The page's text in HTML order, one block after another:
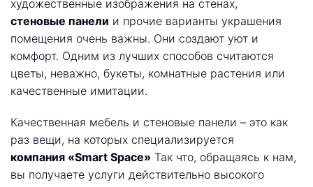
художественные изображения на стенах,
стеновые панели и прочие варианты украшения
помещения очень важны. Они создают уют и
комфорт. Одним из лучших способов считаются
цветы, неважно, букеты, комнатные растения или
качественные имитации.
Качественная мебель и стеновые панели – это как
раз вещи, на которых специализируется
компания «Smart Space» Так что, обращаясь к нам,
вы получаете услуги действительно высокого